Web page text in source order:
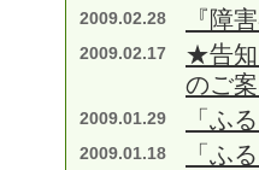
2009.02.28 『障
2009.02.17
★告
のご
2009.01.29 「ふ
2009.01.18 「ふ